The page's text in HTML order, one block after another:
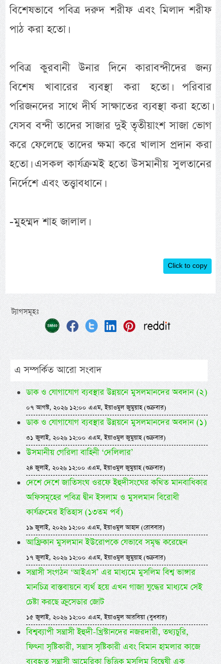
বিশেষভাবে পবিত্র দরুদ শরীফ এবং মিলাদ শরীফ
পাঠ করা হতো।
পবিত্র কুরবানী উনার দিনে কারাবন্দীদের জন্য
বিশেষ খাবারের ব্যবস্থা করা হতো। পরিবার
পরিজনদের সাথে দীর্ঘ সাক্ষাতের ব্যবস্থা করা হতো।
যেসব বন্দী তাদের সাজার দুই তৃতীয়াংশ সাজা ভোগ
করে ফেলেছে তাদের ক্ষমা করে খালাস প্রদান করা
হতো। এসকল কার্যক্রমই হতো উসমানীয় সুলতানের
নির্দেশে এবং তত্ত্বাবধানে।
-মুহম্মদ শাহ জালাল।
Click to copy
ট্যাগসমূহঃ
এ সম্পর্কিত আরো সংবাদ
ডাক ও যোগাযোগ ব্যবস্থার উন্নয়নে মুসলমানদের অবদান (২)
০৭ আগস্ট, ২০২৬ ১২:০০ এএম, ইয়াওমুল জুমুয়াহ (শুক্রবার)
ডাক ও যোগাযোগ ব্যবস্থার উন্নয়নে মুসলমানদের অবদান (১)
৩১ জুলাই, ২০২৬ ১২:০০ এএম, ইয়াওমুল জুমুয়াহ (শুক্রবার)
উসমানীয় গেরিলা বাহিনী ‘দেলিলার’
২৪ জুলাই, ২০২৬ ১২:০০ এএম, ইয়াওমুল জুমুয়াহ (শুক্রবার)
দেশে দেশে জাতিসংঘ ওরফে ইহুদীসংঘের কথিত মানবাধিকার
অফিসমূহের পবিত্র দ্বীন ইসলাম ও মুসলমান বিরোধী
কার্যক্রমের ইতিহাস (১৩তম পর্ব)
১৯ জুলাই, ২০২৬ ১২:০০ এএম, ইয়াওমুল আহাদ (রোববার)
আফ্রিকান মুসলমান ইউরোপকে যেভাবে সমৃদ্ধ করেছেন
১৭ জুলাই, ২০২৬ ১২:০০ এএম, ইয়াওমুল জুমুয়াহ (শুক্রবার)
সন্ত্রাসী সংগঠন ‘আইএস’ এর মাধ্যমে মুসলিম বিশ্ব ভাঙ্গার
মানচিত্র বাস্তবায়নে ব্যর্থ হয়ে এখন গাজা যুদ্ধের মাধ্যমে সেই
চেষ্টা করছে ক্রুসেডার জোট
১৫ জুলাই, ২০২৬ ১২:০০ এএম, ইয়াওমুল আরবিয়া (বুধবার)
বিশ্বব্যাপী সন্ত্রাসী ইহুদী-খ্রিস্টানদের নজরদারী, তথ্যচুরি,
ফিৎনা সৃষ্টিকারী, সন্ত্রাস সৃষ্টিকারী এবং বিমান হামলার কাজে